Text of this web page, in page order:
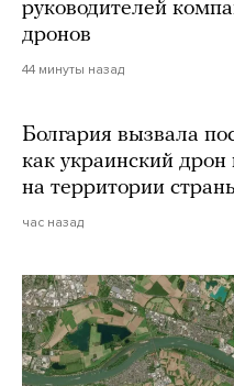
руководителей
дронов
44 минуты назад
Болгария вызвала
как украинский дрон
на территории
час назад